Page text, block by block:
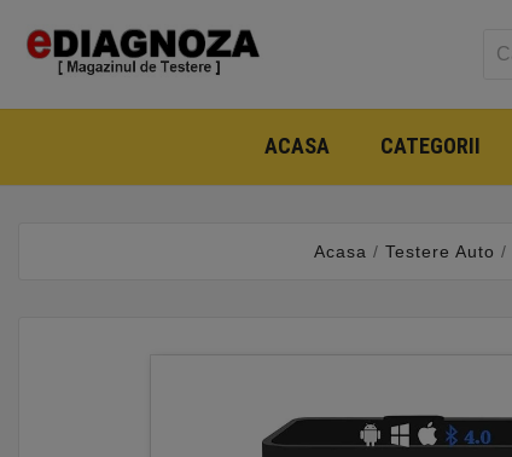
ACASA CATEGORII
Acasa Testere Auto